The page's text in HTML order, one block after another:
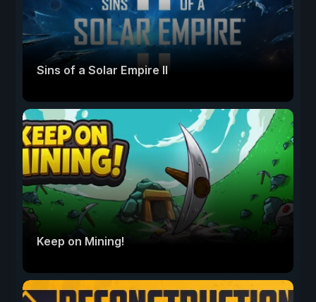
Sins of a Solar Empire II
Keep on Mining!